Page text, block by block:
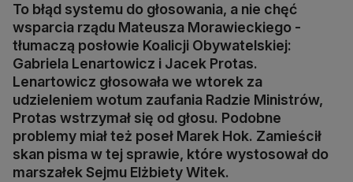
To błąd systemu do głosowania, a nie chęć
wsparcia rządu Mateusza Morawieckiego -
tłumaczą posłowie Koalicji Obywatelskiej:
Gabriela Lenartowicz i Jacek Protas.
Lenartowicz głosowała we wtorek za
udzieleniem wotum zaufania Radzie Ministrów,
Protas wstrzymał się od głosu. Podobne
problemy miał też poseł Marek Hok. Zamieścił
skan pisma w tej sprawie, które wystosował do
marszałek Sejmu Elżbiety Witek.